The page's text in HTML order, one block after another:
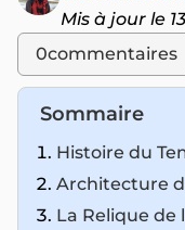
Mis à jour le
0commentaires
Sommaire
Histoire du
Architecture
La Relique de